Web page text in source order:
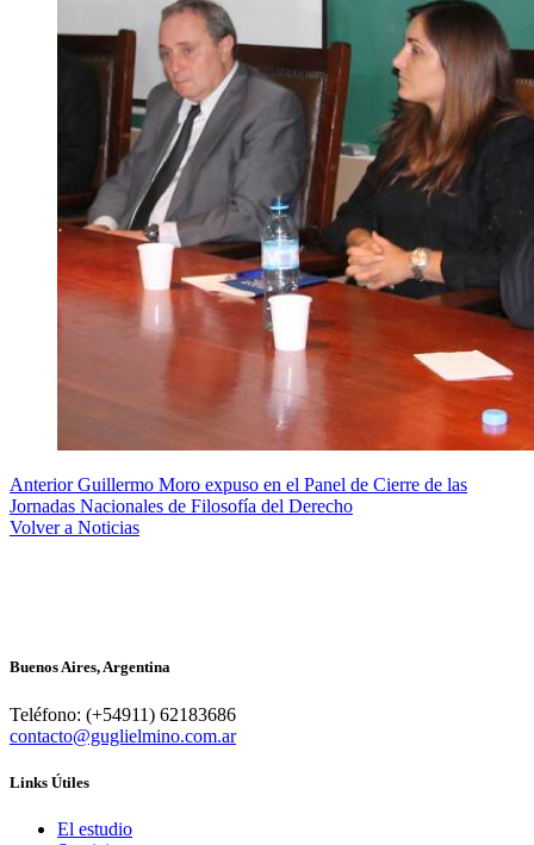
Anterior Guillermo Moro expuso en el Panel de Cierre de las
Jornadas Nacionales de Filosofía del Derecho
Volver a Noticias
Buenos Aires, Argentina
Teléfono: (+54911) 62183686
contacto@guglielmino.com.ar
Links Útiles
El estudio